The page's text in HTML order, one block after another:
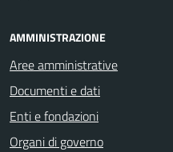
AMMINISTRAZIONE
Aree amministrative
Documenti e dati
Enti e fondazioni
Organi di governo